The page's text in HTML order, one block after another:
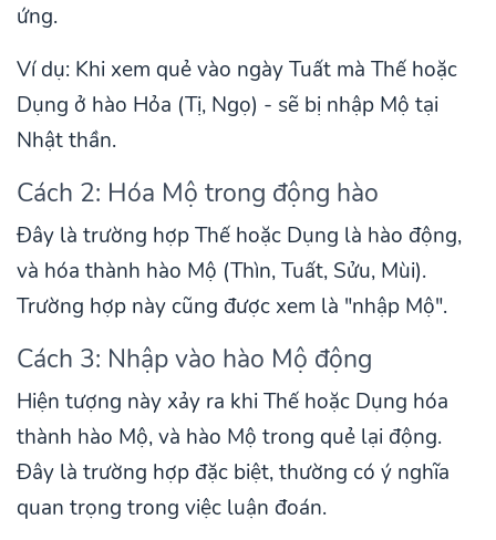
ứng.
Ví dụ: Khi xem quẻ vào ngày Tuất mà Thế hoặc
Dụng ở hào Hỏa (Tị, Ngọ) - sẽ bị nhập Mộ tại
Nhật thần.
Cách 2: Hóa Mộ trong động hào
Đây là trường hợp Thế hoặc Dụng là hào động,
và hóa thành hào Mộ (Thìn, Tuất, Sửu, Mùi).
Trường hợp này cũng được xem là "nhập Mộ".
Cách 3: Nhập vào hào Mộ động
Hiện tượng này xảy ra khi Thế hoặc Dụng hóa
thành hào Mộ, và hào Mộ trong quẻ lại động.
Đây là trường hợp đặc biệt, thường có ý nghĩa
quan trọng trong việc luận đoán.